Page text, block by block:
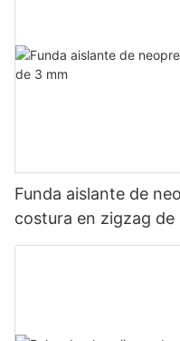
Funda aislante de
costura en zigzag de